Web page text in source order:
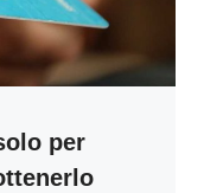
per